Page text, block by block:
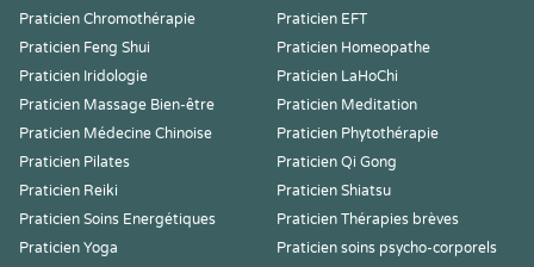
Praticien Chromothérapie
Praticien EFT
Praticien Feng Shui
Praticien Homeopathe
Praticien Iridologie
Praticien LaHoChi
Praticien Massage Bien-être
Praticien Meditation
Praticien Médecine Chinoise
Praticien Phytothérapie
Praticien Pilates
Praticien Qi Gong
Praticien Reiki
Praticien Shiatsu
Praticien Soins Energétiques
Praticien Thérapies brèves
Praticien Yoga
Praticien soins psycho-corporels